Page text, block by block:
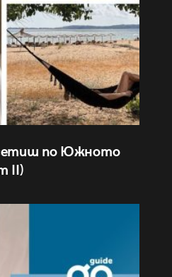
по Южното
II)